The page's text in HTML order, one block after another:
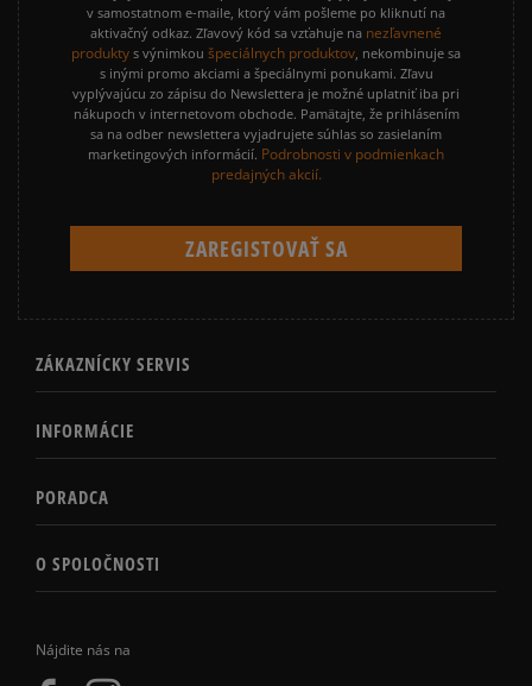
Nájdite nás na
v samostatnom e-maile, ktorý vám pošleme po kliknutí na
aktivačný odkaz. Zľavový kód sa vzťahuje na nezľavnené
produkty s výnimkou špeciálnych produktov, nekombinuje sa
s inými promo akciami a špeciálnymi ponukami. Zľavu
vyplývajúcu zo zápisu do Newslettera je možné uplatniť iba pri
nákupoch v internetovom obchode. Pamätajte, že prihlásením
sa na odber newslettera vyjadrujete súhlas so zasielaním
marketingových informácií. Podrobnosti v podmienkach
predajných akcií.
ZÁKAZNÍCKY SERVIS
INFORMÁCIE
PORADCA
O SPOLOČNOSTI